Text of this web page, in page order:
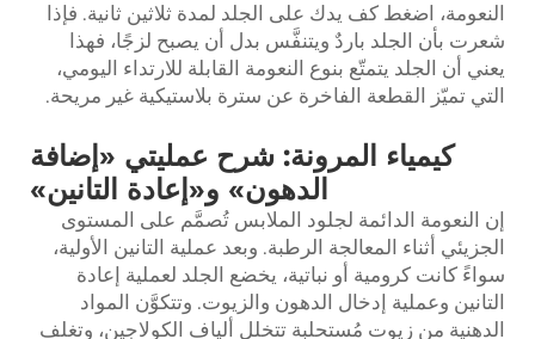
النعومة، اضغط كف يدك على الجلد لمدة ثلاثين ثانية. فإذا
شعرت بأن الجلد باردٌ ويتنفَّس بدل أن يصبح لزجًا، فهذا
يعني أن الجلد يتمتّع بنوع النعومة القابلة للارتداء اليومي،
التي تميّز القطعة الفاخرة عن سترة بلاستيكية غير مريحة.
كيمياء المرونة: شرح عمليتي «إضافة
الدهون» و«إعادة التانين»
إن النعومة الدائمة لجلود الملابس تُصمَّم على المستوى
الجزيئي أثناء المعالجة الرطبة. وبعد عملية التانين الأولية،
سواءً كانت كرومية أو نباتية، يخضع الجلد لعملية إعادة
التانين وعملية إدخال الدهون والزيوت. وتتكوَّن المواد
الدهنية من زيوت مُستحلبة تتخلل ألياف الكولاجين، وتغلف